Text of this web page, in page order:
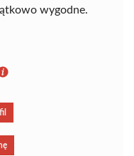
wygodne.